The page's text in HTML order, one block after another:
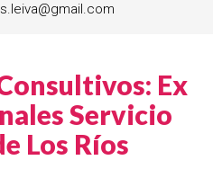
Ex
Servicio
Los Ríos